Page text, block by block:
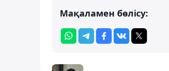
Мақаламен бөлісу: